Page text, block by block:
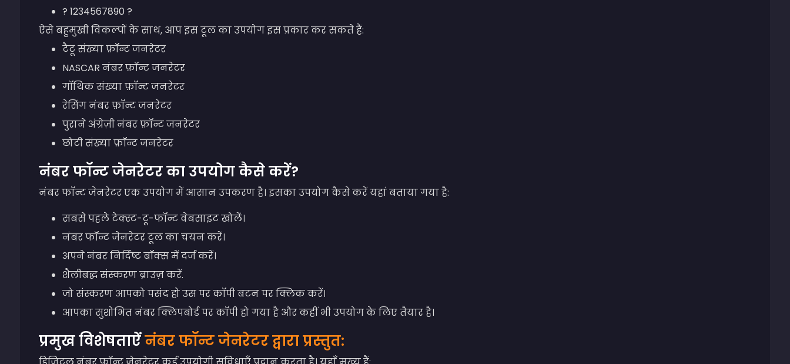
? 1234567890 ?
ऐसे बहुमुखी विकल्पों के साथ, आप इस टूल का उपयोग इस प्रकार कर सकते हैं:
टैटू संख्या फ़ॉन्ट जनरेटर
NASCAR नंबर फ़ॉन्ट जनरेटर
गॉथिक संख्या फ़ॉन्ट जनरेटर
रेसिंग नंबर फ़ॉन्ट जनरेटर
पुराने अंग्रेज़ी नंबर फ़ॉन्ट जनरेटर
छोटी संख्या फ़ॉन्ट जनरेटर
नंबर फॉन्ट जेनरेटर का उपयोग कैसे करें?
नंबर फॉन्ट जेनरेटर एक उपयोग में आसान उपकरण है। इसका उपयोग कैसे करें यहां बताया गया है:
सबसे पहले टेक्स्ट-टू-फॉन्ट वेबसाइट खोलें।
नंबर फॉन्ट जेनरेटर टूल का चयन करें।
अपने नंबर निर्दिष्ट बॉक्स में दर्ज करें।
शैलीबद्ध संस्करण ब्राउज़ करें.
जो संस्करण आपको पसंद हो उस पर कॉपी बटन पर क्लिक करें।
आपका सुशोभित नंबर क्लिपबोर्ड पर कॉपी हो गया है और कहीं भी उपयोग के लिए तैयार है।
प्रमुख विशेषताऐंनंबर फॉन्ट जेनरेटर द्वारा प्रस्तुत: